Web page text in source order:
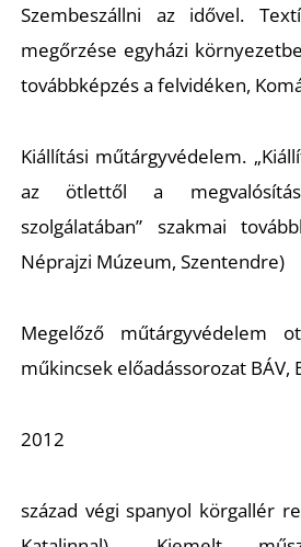
Szembeszállni az idővel.
megőrzése egyházi
továbbképzés a felvidéken,
Kiállítási műtárgyvédelem.
az ötlettől a
szolgálatában” szakmai
Néprajzi Múzeum, Szentendre)
Megelőző műtárgyvédelem
műkincsek előadássorozat BÁV,
2012
század végi spanyol körgallér